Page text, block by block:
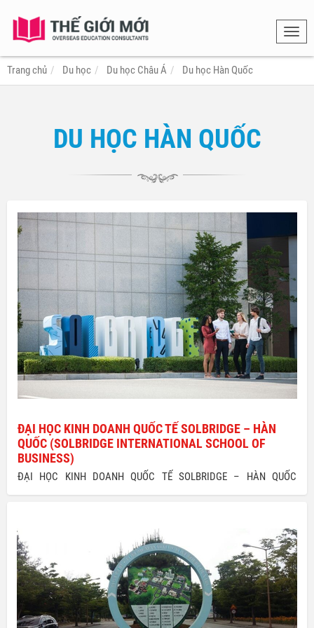
Trang chủ
Du học Du học Châu Á Du học Hàn Quốc
DU HỌC HÀN QUỐC
ĐẠI HỌC KINH DOANH QUỐC TẾ SOLBRIDGE – HÀN
QUỐC (SOLBRIDGE INTERNATIONAL SCHOOL OF
BUSINESS)
ĐẠI HỌC KINH DOANH QUỐC TẾ SOLBRIDGE – HÀN QUỐC
tiêu trở thành Trung tâm tài năng về đào tạo chuyên ngành Kinh doanh
toàn cầu, SolBridge trở thành một trong những điểm đến thu hút
nhiều học sinh quốc tế nhất Hàn Quốc. Để được nhận những thông tin
chính xác nhất về chương trình học, chương trình học bổng của